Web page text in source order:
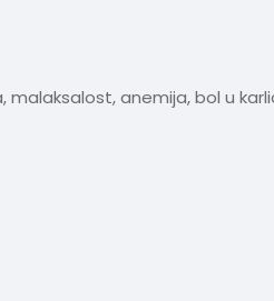
anemija, bol u